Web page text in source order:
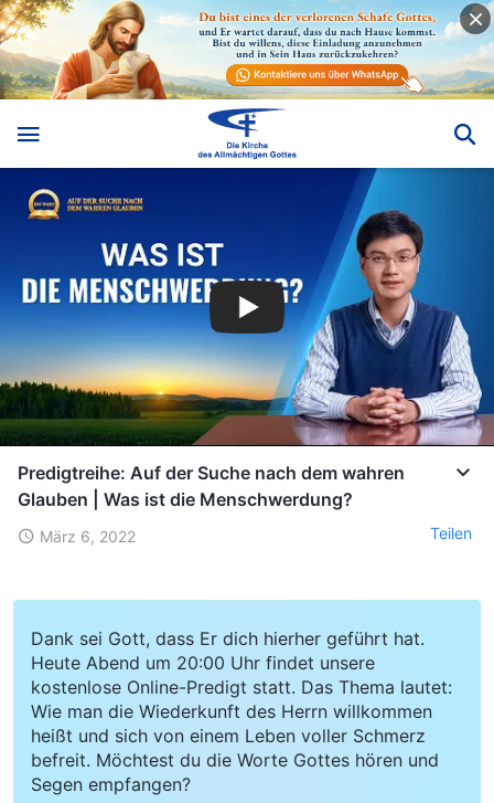
Predigtreihe: Auf der Suche nach dem wahren
Glauben | Was ist die Menschwerdung?
März 6, 2022 Teilen
Dank sei Gott, dass Er dich hierher geführt hat.
Heute Abend um 20:00 Uhr findet unsere
kostenlose Online-Predigt statt. Das Thema lautet:
Wie man die Wiederkunft des Herrn willkommen
heißt und sich von einem Leben voller Schmerz
befreit. Möchtest du die Worte Gottes hören und
Segen empfangen?